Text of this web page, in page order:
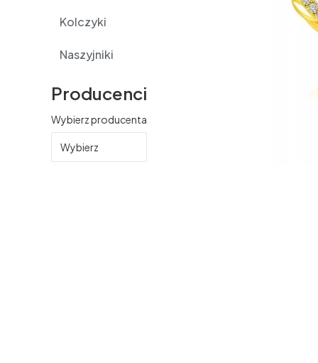
Kolczyki
Naszyjniki
Producenci
Wybierz producenta
Wybierz